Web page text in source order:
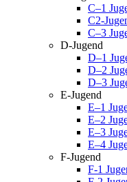
C–1
C2-
C–3
D-Jugend
D–1
D–2
D–3
E-Jugend
E–1
E–2
E–3
E–4
F-Jugend
F-1